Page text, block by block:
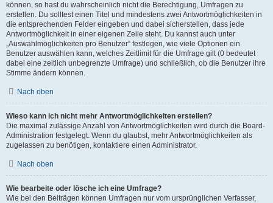
können, so hast du wahrscheinlich nicht die Berechtigung, Umfragen zu
erstellen. Du solltest einen Titel und mindestens zwei Antwortmöglichkeiten in
die entsprechenden Felder eingeben und dabei sicherstellen, dass jede
Antwortmöglichkeit in einer eigenen Zeile steht. Du kannst auch unter
„Auswahlmöglichkeiten pro Benutzer“ festlegen, wie viele Optionen ein
Benutzer auswählen kann, welches Zeitlimit für die Umfrage gilt (0 bedeutet
dabei eine zeitlich unbegrenzte Umfrage) und schließlich, ob die Benutzer ihre
Stimme ändern können.
Nach oben
Wieso kann ich nicht mehr Antwortmöglichkeiten erstellen?
Die maximal zulässige Anzahl von Antwortmöglichkeiten wird durch die Board-
Administration festgelegt. Wenn du glaubst, mehr Antwortmöglichkeiten als
zugelassen zu benötigen, kontaktiere einen Administrator.
Nach oben
Wie bearbeite oder lösche ich eine Umfrage?
Wie bei den Beiträgen können Umfragen nur vom ursprünglichen Verfasser,